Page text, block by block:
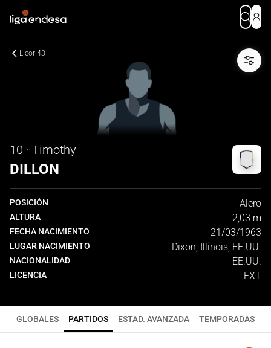
Licor 43
10 · Timothy
DILLON
POSICIÓN Alero
ALTURA 2,03 m
FECHA NACIMIENTO 21/03/1963
LUGAR NACIMIENTO Dixon, Illinois, EE.UU.
NACIONALIDAD EE.UU.
LICENCIA EXT
GLOBALES PARTIDOS ESTAD. AVANZADA TEMPORADAS